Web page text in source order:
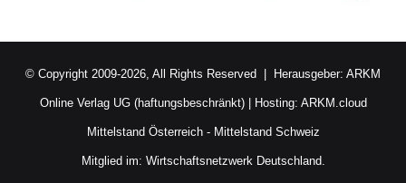
© Copyright 2009-2026, All Rights Reserved | Herausgeber: ARKM
Online Verlag UG (haftungsbeschränkt)| Hosting: ARKM.cloud
Mittelstand Österreich- Mittelstand Schweiz
Mitglied im: Wirtschaftsnetzwerk Deutschland.